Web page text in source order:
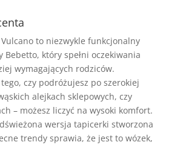
to niezwykle funkcjonalny
Bebetto, który spełni oczekiwania
wymagających rodziców.
czy podróżujesz po szerokiej
alejkach sklepowych, czy
– możesz liczyć na wysoki komfort.
wersja tapicerki stworzona
trendy sprawia, że jest to wózek,